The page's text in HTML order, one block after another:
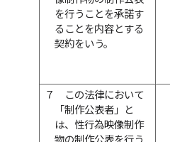
を行うことを承諾す
ることを内容とする
契約をいう。
７
この法律において
「制作公表者」と
は、性行為映像制作
物の制作公表を行う